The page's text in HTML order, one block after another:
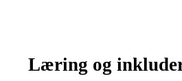
Læring og